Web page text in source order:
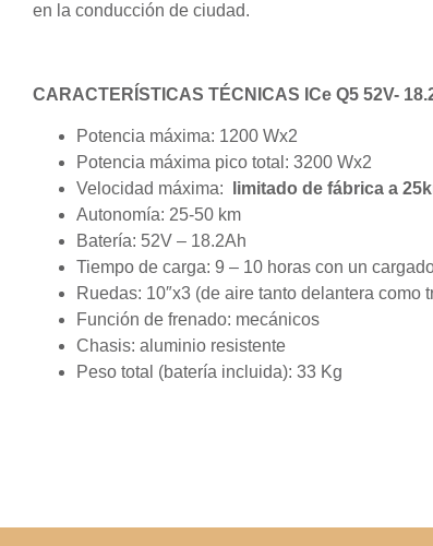
en la conducción de ciudad.
CARACTERÍSTICAS TÉCNICAS ICe Q5 52V-
Potencia máxima: 1200 Wx2
Potencia máxima pico total: 3200 Wx2
Velocidad máxima:
limitado de fábrica a
Autonomía: 25-50 km
Batería: 52V – 18.2Ah
Tiempo de carga: 9 – 10 horas con un
Ruedas: 10″x3 (de aire tanto delantera como
Función de frenado: mecánicos
Chasis: aluminio resistente
Peso total (batería incluida): 33 Kg